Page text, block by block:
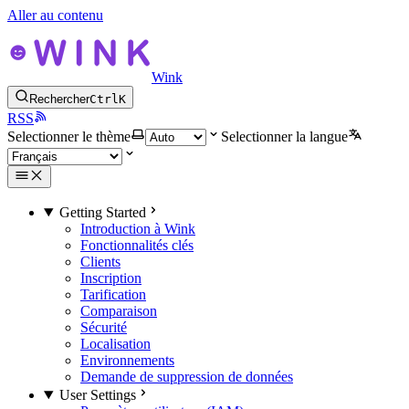
Aller au contenu
Wink
RechercherCtrlK
RSS
Selectionner le thème
Selectionner la langue
Getting Started
Introduction à Wink
Fonctionnalités clés
Clients
Inscription
Tarification
Comparaison
Sécurité
Localisation
Environnements
Demande de suppression de données
User Settings